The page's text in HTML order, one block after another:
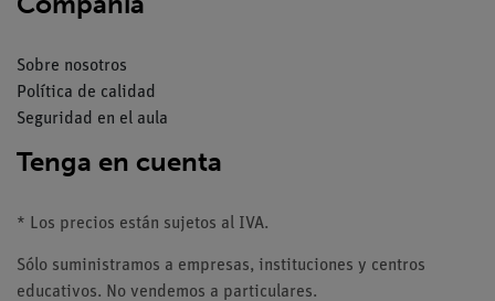
Sobre nosotros
Política de calidad
Seguridad en el aula
Tenga en cuenta
* Los precios están sujetos al IVA.
Sólo suministramos a empresas, instituciones y centros
educativos. No vendemos a particulares.